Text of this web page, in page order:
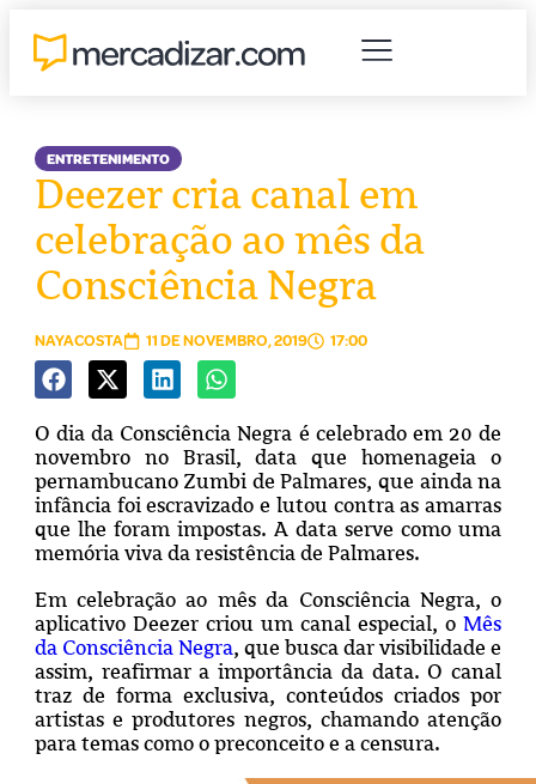
ENTRETENIMENTO
Deezer cria canal em
celebração ao mês da
Consciência Negra
NAYACOSTA 11 DE NOVEMBRO, 2019 17:00
O dia da Consciência Negra é celebrado em 20 de
novembro no Brasil, data que homenageia o
pernambucano Zumbi de Palmares, que ainda na
infância foi escravizado e lutou contra as amarras
que lhe foram impostas. A data serve como uma
memória viva da resistência de Palmares.
Em celebração ao mês da Consciência Negra, o
aplicativo Deezer criou um canal especial, oMês
da Consciência Negra, que busca dar visibilidade e
assim, reafirmar a importância da data. O canal
traz de forma exclusiva, conteúdos criados por
artistas e produtores negros, chamando atenção
para temas como o preconceito e a censura.